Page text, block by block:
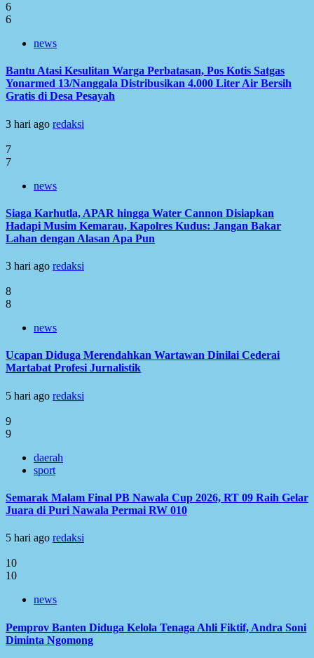
6
6
news
Bantu Atasi Kesulitan Warga Perbatasan, Pos Kotis Satgas
Yonarmed 13/Nanggala Distribusikan 4.000 Liter Air Bersih
Gratis di Desa Pesayah
3 hari ago redaksi
7
7
news
Siaga Karhutla, APAR hingga Water Cannon Disiapkan
Hadapi Musim Kemarau, Kapolres Kudus: Jangan Bakar
Lahan dengan Alasan Apa Pun
3 hari ago redaksi
8
8
news
Ucapan Diduga Merendahkan Wartawan Dinilai Cederai
Martabat Profesi Jurnalistik
5 hari ago redaksi
9
9
daerah
sport
Semarak Malam Final PB Nawala Cup 2026, RT 09 Raih Gelar
Juara di Puri Nawala Permai RW 010
5 hari ago redaksi
10
10
news
Pemprov Banten Diduga Kelola Tenaga Ahli Fiktif, Andra Soni
Diminta Ngomong